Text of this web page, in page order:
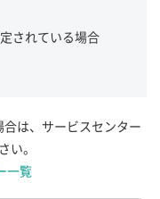
されている場合
は、サービスセンター
い。
一覧